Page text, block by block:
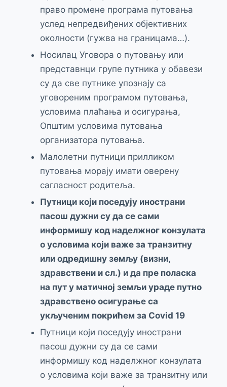
право промене програма путовања
услед непредвиђених објективних
околности (гужва на границама…).
Носилац Уговора о путовању или
представнци групе путника у обавези
су да све путнике упознају са
уговореним програмом путовања,
условима плаћања и осигурања,
Општим условима путовања
организатора путовања.
Малолетни путници прилликом
путовања морају имати оверену
сагласност родитеља.
Путници који поседују инострани
пасош дужни су да се сами
информишу код наделжног конзулата
о условима који важе за транзитну
или одредишну земљу (визни,
здравствени и сл.) и да пре поласка
на пут у матичној земљи ураде путно
здравствено осигурање са
укљученим покрићем за Covid 19
Путници који поседују инострани
пасош дужни су да се сами
информишу код наделжног конзулата
о условима који важе за транзитну или